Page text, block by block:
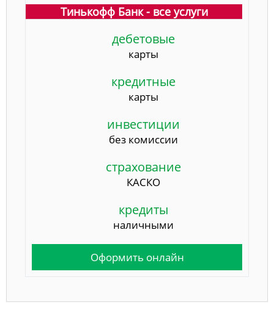
Тинькофф Банк - все услуги
дебетовые
карты
кредитные
карты
инвестиции
без комиссии
страхование
КАСКО
кредиты
наличными
Оформить онлайн